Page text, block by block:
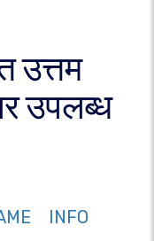
उत्तम
उपलब्ध
INFO